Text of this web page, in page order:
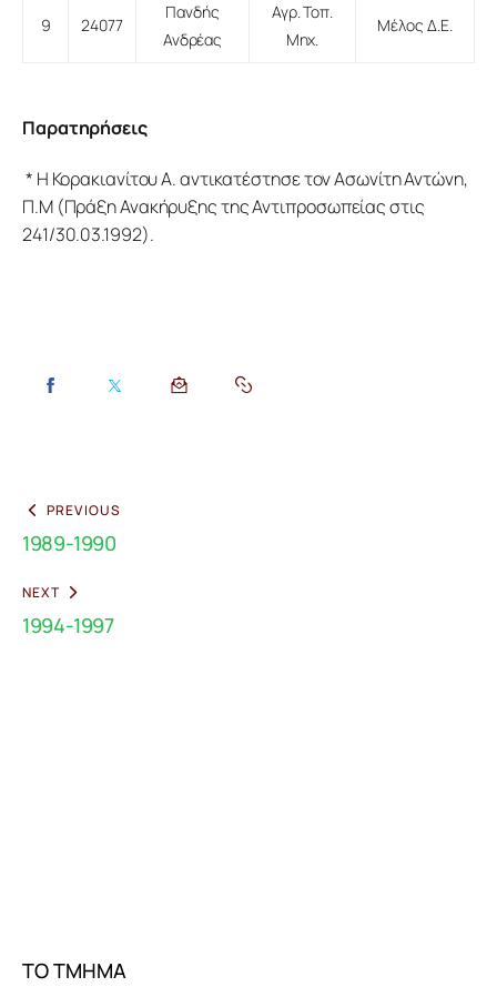
9 24077
Πανδής
Ανδρέας
Αγρ. Τοπ.
Μηχ.
Μέλος Δ.Ε.
Παρατηρήσεις
Π.Μ (Πράξη Ανακήρυξης της Αντιπροσωπείας στις
241/30.03.1992).
PREVIOUS
1989-1990
NEXT
1994-1997
ΤΟ ΤΜΗΜΑ